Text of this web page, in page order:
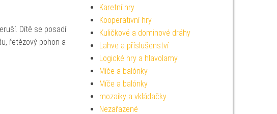
Dítě se posadí
řetězový pohon a
Karetní hry
Kooperativní hry
Kuličkové a dominové dráhy
Lahve a příslušenství
Logické hry a hlavolamy
Míče a balónky
Míče a balónky
mozaiky a vkládačky
Nezařazené